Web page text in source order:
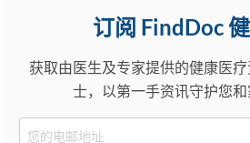
订阅 FindDoc
获取由医生及专家提供的健康医
士，以第一手资讯守护您和
Email